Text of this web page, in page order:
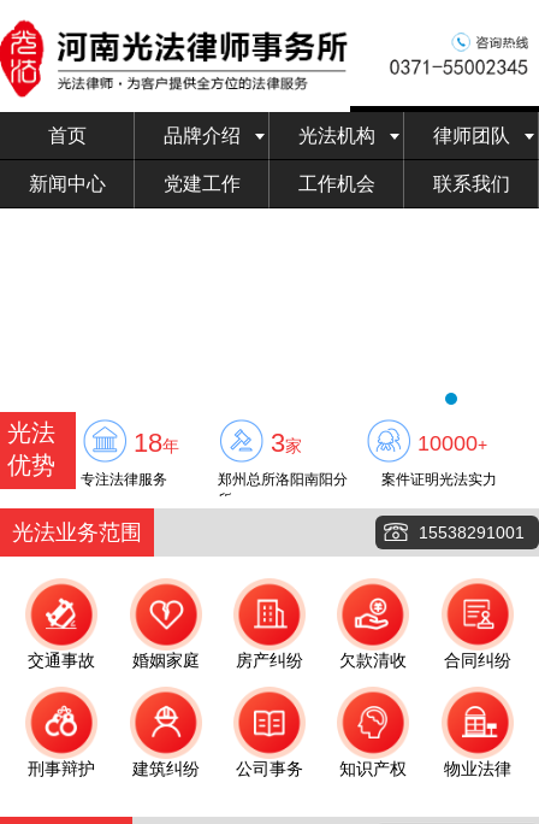
首页 品牌介绍 光法机构 律师团队
新闻中心 党建工作 工作机会 联系我们
光法
优势
18年
专注法律服务
3家
郑州总所洛阳南阳分
所
10000+
案件证明光法实力
光法业务范围 15538291001
交通事故 婚姻家庭 房产纠纷 欠款清收 合同纠纷
刑事辩护 建筑纠纷 公司事务 知识产权 物业法律